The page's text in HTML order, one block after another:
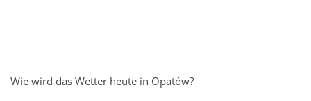
Wie wird das Wetter heute in Opatów?